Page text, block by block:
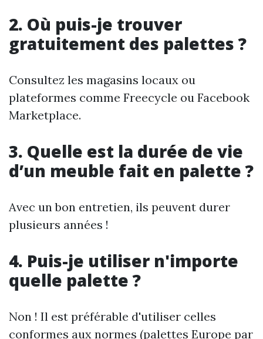
2. Où puis-je trouver
gratuitement des palettes ?
Consultez les magasins locaux ou
plateformes comme Freecycle ou Facebook
Marketplace.
3. Quelle est la durée de vie
d’un meuble fait en palette ?
Avec un bon entretien, ils peuvent durer
plusieurs années !
4. Puis-je utiliser n'importe
quelle palette ?
Non ! Il est préférable d'utiliser celles
conformes aux normes (palettes Europe par